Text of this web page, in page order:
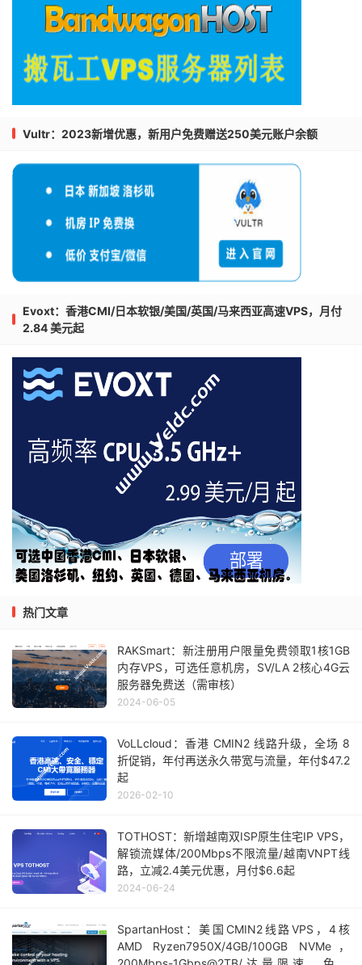
Vultr：2023新增优惠，新用户免费赠送250美元账户余额
Evoxt：香港CMI/日本软银/美国/英国/马来西亚高速VPS，月付
2.84 美元起
热门文章
RAKSmart：新注册用户限量免费领取1核1GB
内存VPS，可选任意机房，SV/LA 2核心4G云
服务器免费送（需审核）
2024-06-05
VoLLcloud：香港 CMIN2 线路升级，全场 8
折促销，年付再送永久带宽与流量，年付$47.2
起
2026-02-10
TOTHOST：新增越南双ISP原生住宅IP VPS，
解锁流媒体/200Mbps不限流量/越南VNPT线
路，立减2.4美元优惠，月付$6.6起
2024-06-24
SpartanHost：美国CMIN2线路VPS，4核
AMD Ryzen7950X/4GB/100GB NVMe，